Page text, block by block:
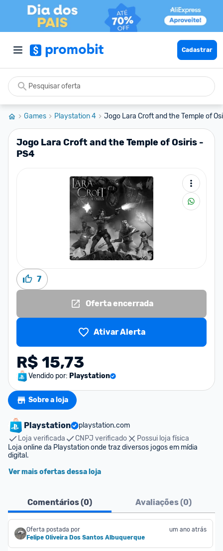
Cadastrar
Games Playstation 4 Jogo Lara Croft and the Temple of
Jogo Lara Croft and the Temple of Osiris -
PS4
7
Oferta encerrada
Ativar Alerta
R$ 15,73
Vendido por: Playstation
Sobre a loja
Playstation
playstation.com
Loja verificada
CNPJ verificado
Possui loja física
Loja online da Playstation onde traz diversos jogos em mídia
digital.
Ver mais ofertas dessa loja
Comentários (0) Avaliações (0)
Oferta postada por
Felipe Oliveira Dos Santos Albuquerque
um ano atrás